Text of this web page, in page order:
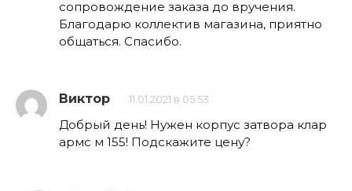
сопровождение заказа до вручения.
Благодарю коллектив магазина, приятно
общаться. Спасибо.
Виктор 11.01.2021 в 05:53
Добрый день! Нужен корпус затвора клар
армс м 155! Подскажите цену?